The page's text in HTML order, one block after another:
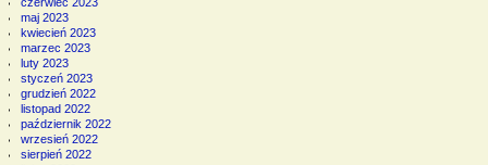
czerwiec 2023
maj 2023
kwiecień 2023
marzec 2023
luty 2023
styczeń 2023
grudzień 2022
listopad 2022
październik 2022
wrzesień 2022
sierpień 2022